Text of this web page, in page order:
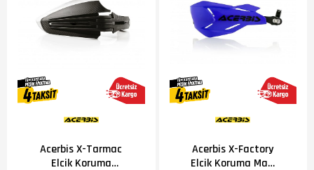
Acerbis X-Tarmac
Elcik Koruma
Acerbis X-Factory
Elcik Koruma Mavi